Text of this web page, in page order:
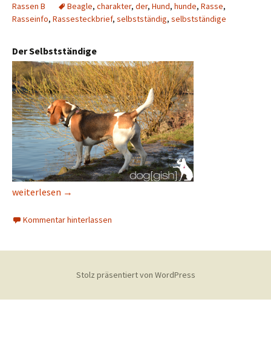
Rassen B
Beagle, charakter, der, Hund, hunde, Rasse,
Rasseinfo, Rassesteckbrief, selbstständig, selbstständige
Der Selbstständige
Beagle
weiterlesen →
Kommentar hinterlassen
Stolz präsentiert von WordPress